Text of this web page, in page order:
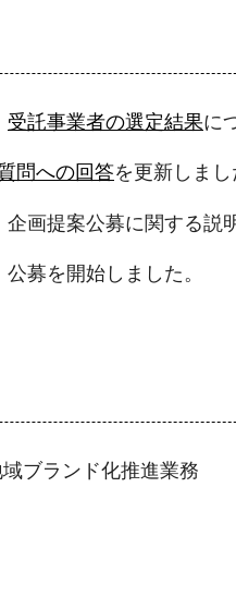
受託事業者の選定結果に
問への回答を更新しまし
画提案公募に関する説
募を開始しました。
ブランド化推進業務